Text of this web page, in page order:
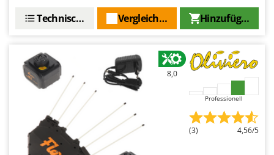
Hinzufügen
Vergleichen Sie
Technische Daten
8,0
Professionell
(3) 4,56/5